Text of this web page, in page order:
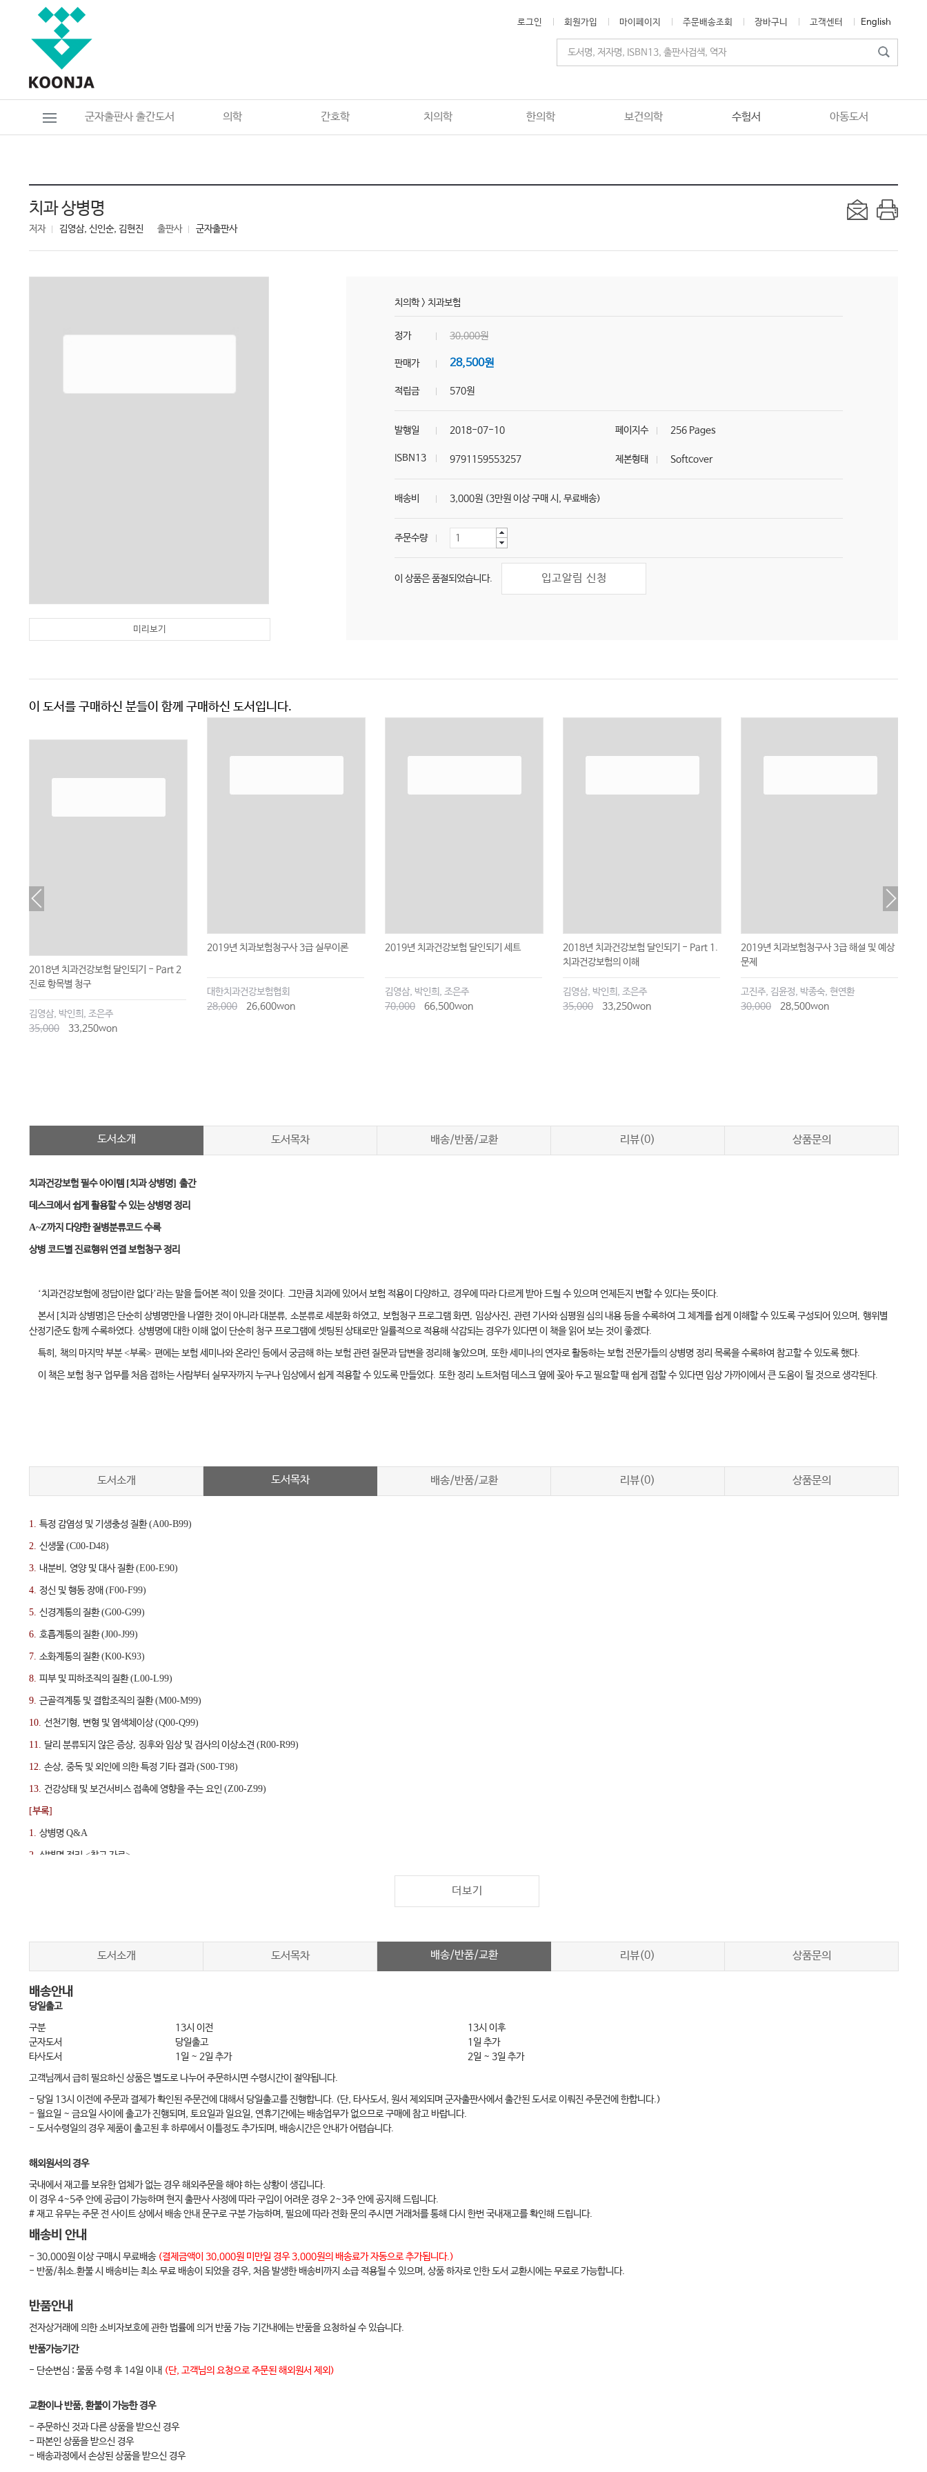
로그인 회원가입 마이페이지 주문배송조회 장바구니 고객센터 English
군자출판사 출간도서 의학 간호학 치의학 한의학 보건의학 수험서 아동도서
치과 상병명
저자 김영삼, 신인순, 김현진 출판사 군자출판사
미리보기
치의학> 치과보험
정가 30,000원
판매가 28,500원
적립금 570원
발행일 2018-07-10 페이지수 256 Pages
ISBN13 9791159553257 제본형태 Softcover
배송비 3,000원 (3만원 이상 구매 시, 무료배송)
주문수량
이 상품은 품절되었습니다. 입고알림 신청
이 도서를 구매하신 분들이 함께 구매하신 도서입니다.
2018년 치과건강보험 달인되기 - Part 2
진료 항목별 청구
김영삼, 박인희, 조은주
35,000
33,250won
2019년 치과보험청구사 3급 실무이론
대한치과건강보험협회
28,000
26,600won
2019년 치과건강보험 달인되기 세트
김영삼, 박인희, 조은주
70,000
66,500won
2018년 치과건강보험 달인되기 - Part 1.
치과건강보험의 이해
김영삼, 박인희, 조은주
35,000
33,250won
2019년 치과보험청구사 3급 해설 및 예상
문제
고진주, 김윤정, 박종숙, 현연환
30,000
28,500won
도서소개 도서목차 배송/반품/교환 리뷰(0) 상품문의
치과건강보험 필수 아이템 [치과 상병명] 출간
데스크에서 쉽게 활용할 수 있는 상병명 정리
A~Z까지 다양한 질병분류코드 수록
상병 코드별 진료행위 연결 보험청구 정리
‘치과건강보험에 정답이란 없다’라는 말을 들어본 적이 있을 것이다.그만큼 치과에 있어서 보험 적용이 다양하고, 경우에 따라 다르게 받아 드릴 수 있으며 언제든지 변할 수 있다는 뜻이다.
본서 [치과 상병명]은 단순히 상병명만을 나열한 것이 아니라 대분류,소분류로 세분화 하였고,보험청구 프로그램 화면, 임상사진,관련 기사와 심평원 심의 내용 등을 수록하여 그 체계를 쉽게 이해할 수 있도록 구성되어 있으며 ,행위별
산정기준도 함께 수록하였다. 상병명에 대한 이해 없이 단순히 청구 프로그램에 셋팅된 상태로만 일률적으로 적용해 삭감되는 경우가 있다면 이 책을 읽어 보는 것이 좋겠다.
특히 ,책의 마지막 부분<부록>편에는 보험 세미나와 온라인 등에서 궁금해 하는 보험 관련 질문과 답변을 정리해 놓았으며 ,또한 세미나의 연자로 활동하는 보험 전문가들의 상병명 정리 목록을 수록하여 참고할 수 있도록 했다.
이 책은 보험 청구 업무를 처음 접하는 사람부터 실무자까지 누구나 임상에서 쉽게 적용할 수 있도록 만들었다.또한 정리 노트처럼 데스크 옆에 꽂아 두고 필요할 때 쉽게 접할 수 있다면 임상 가까이에서 큰 도움이 될 것으로 생각된다.
도서소개 도서목차 배송/반품/교환 리뷰(0) 상품문의
1. 특정 감염성 및 기생충성 질환(A00-B99)
2. 신생물(C00-D48)
3. 내분비 , 영양 및 대사 질환(E00-E90)
4. 정신 및 행동 장애 (F00-F99)
5. 신경계통의 질환(G00-G99)
6. 호흡계통의 질환(J00-J99)
7. 소화계통의 질환(K00-K93)
8. 피부 및 피하조직의 질환(L00-L99)
9. 근골격계통 및 결합조직의 질환(M00-M99)
10. 선천기형, 변형 및 염색체이상(Q00-Q99)
11. 달리 분류되지 않은 증상, 징후와 임상 및 검사의 이상소견 (R00-R99)
12. 손상, 중독 및 외인에 의한 특정 기타 결과(S00-T98)
13. 건강상태 및 보건서비스 접촉에 영향을 주는 요인 (Z00-Z99)
[부록]
1. 상병명 Q&A
2. 상병명 정리 <참고 자료>
더보기
도서소개 도서목차 배송/반품/교환 리뷰(0) 상품문의
배송안내
당일출고
구분
13시 이전
13시 이후
군자도서
당일출고
1일 추가
타사도서
1일 ~ 2일 추가
2일 ~ 3일 추가
고객님께서 급히 필요하신 상품은 별도로 나누어 주문하시면 수령시간이 절약됩니다.
- 당일 13시 이전에 주문과 결제가 확인된 주문건에 대해서 당일출고를 진행합니다. (단, 타사도서, 원서 제외되며 군자출판사에서 출간된 도서로 이뤄진 주문건에 한합니다.)
- 월요일 ~ 금요일 사이에 출고가 진행되며, 토요일과 일요일, 연휴기간에는 배송업무가 없으므로 구매에 참고 바랍니다.
- 도서수령일의 경우 제품이 출고된 후 하루에서 이틀정도 추가되며, 배송시간은 안내가 어렵습니다.
해외원서의 경우
국내에서 재고를 보유한 업체가 없는 경우 해외주문을 해야 하는 상황이 생깁니다.
이 경우 4~5주 안에 공급이 가능하며 현지 출판사 사정에 따라 구입이 어려운 경우 2~3주 안에 공지해 드립니다.
# 재고 유무는 주문 전 사이트 상에서 배송 안내 문구로 구분 가능하며, 필요에 따라 전화 문의 주시면 거래처를 통해 다시 한번 국내재고를 확인해 드립니다.
배송비 안내
- 30,000원 이상 구매시 무료배송 (결제금액이 30,000원 미만일 경우 3,000원의 배송료가 자동으로 추가됩니다.)
- 반품/취소.환불 시 배송비는 최소 무료 배송이 되었을 경우, 처음 발생한 배송비까지 소급 적용될 수 있으며, 상품 하자로 인한 도서 교환시에는 무료로 가능합니다.
반품안내
전자상거래에 의한 소비자보호에 관한 법률에 의거 반품 가능 기간내에는 반품을 요청하실 수 있습니다.
반품가능기간
- 단순변심 : 물품 수령 후 14일 이내 (단, 고객님의 요청으로 주문된 해외원서 제외)
교환이나 반품, 환불이 가능한 경우
- 주문하신 것과 다른 상품을 받으신 경우
- 파본인 상품을 받으신 경우
- 배송과정에서 손상된 상품을 받으신 경우